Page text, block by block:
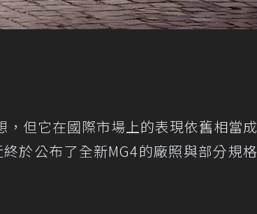
但它在國際市場上的表現依舊相當成
於公布了全新MG4的廠照與部分規格